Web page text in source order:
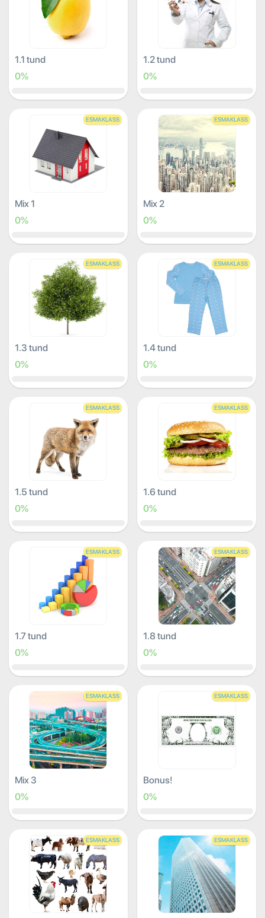
1.1 tund
0%
1.2 tund
0%
ESMAKLASS
Mix 1
0%
ESMAKLASS
Mix 2
0%
ESMAKLASS
1.3 tund
0%
ESMAKLASS
1.4 tund
0%
ESMAKLASS
1.5 tund
0%
ESMAKLASS
1.6 tund
0%
ESMAKLASS
1.7 tund
0%
ESMAKLASS
1.8 tund
0%
ESMAKLASS
Mix 3
0%
ESMAKLASS
Bonus!
0%
ESMAKLASS ESMAKLASS